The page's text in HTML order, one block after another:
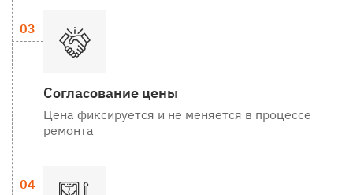
Согласование цены
Цена фиксируется и не меняется в процессе
ремонта